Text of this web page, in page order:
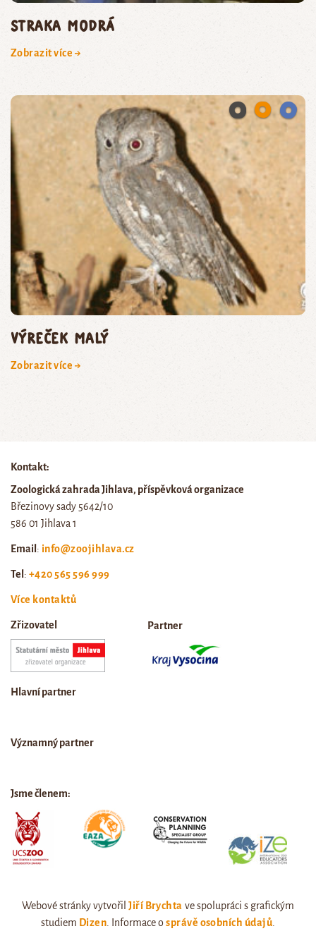
straka modrá
Zobrazit více →
výreček malý
Zobrazit více →
Kontakt:
Zoologická zahrada Jihlava, příspěvková organizace
Březinovy sady 5642/10
586 01 Jihlava 1
Email : info@zoojihlava.cz
Tel : +420 565 596 999
Více kontaktů
Zřizovatel Partner
Hlavní partner
Významný partner
Jsme členem:
Webové stránky vytvořilJiří Brychta ve spolupráci s grafickým
studiem Dizen . Informace osprávě osobních údajů